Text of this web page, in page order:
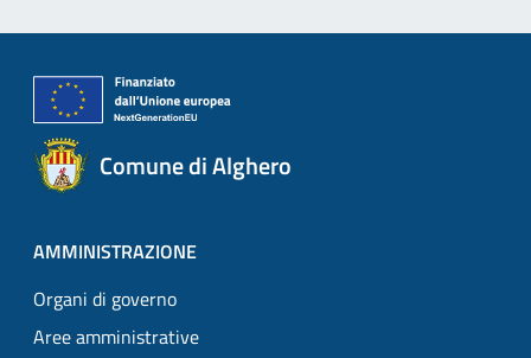
Comune di Alghero
AMMINISTRAZIONE
Organi di governo
Aree amministrative